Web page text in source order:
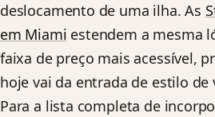
deslocamento de uma ilha. As
em Miami estendem a mesma
faixa de preço mais acessível,
hoje vai da entrada de estilo
Para a lista completa de